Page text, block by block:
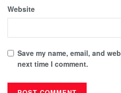
Website
Save my name, email, and
next time I comment.